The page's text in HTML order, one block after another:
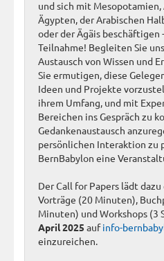
und sich mit Mesopotamien,
Ägypten, der Arabischen
oder der Ägäis beschäftigen
Teilnahme! Begleiten Sie
Austausch von Wissen und
Sie ermutigen, diese
Ideen und Projekte
ihrem Umfang, und mit
Bereichen ins Gespräch zu
Gedankenaustausch
persönlichen Interaktion zu
BernBabylon eine
Der Call for Papers lädt
Vorträge (20 Minuten),
Minuten) und Workshops (3
April 2025 aufinfo-
einzureichen.